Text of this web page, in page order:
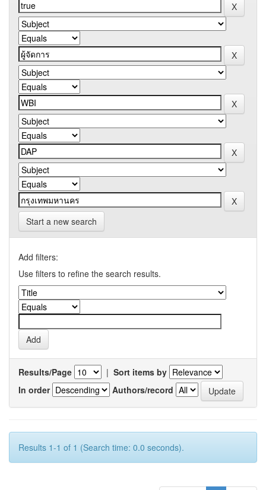
Start a new search
Add filters:
Use filters to refine the search results.
Results/Page | Sort items by
In order
Authors/record
Results 1-1 of 1 (Search time: 0.0 seconds).